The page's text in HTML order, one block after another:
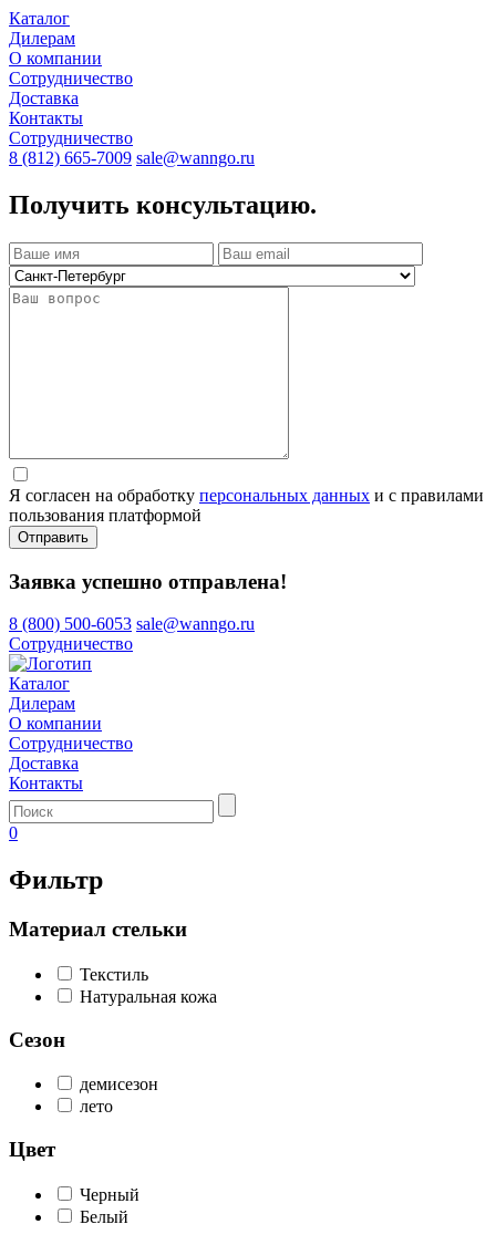
Каталог
Дилерам
О компании
Сотрудничество
Доставка
Контакты
Сотрудничество
8 (812) 665-7009 sale@wanngo.ru
Получить консультацию.
Я согласен на обработку персональных данных и с правилами
пользования платформой
Отправить
Заявка успешно отправлена!
8 (800) 500-6053 sale@wanngo.ru
Сотрудничество
Каталог
Дилерам
О компании
Сотрудничество
Доставка
Контакты
0
Фильтр
Материал стельки
Текстиль
Натуральная кожа
Сезон
демисезон
лето
Цвет
Черный
Белый